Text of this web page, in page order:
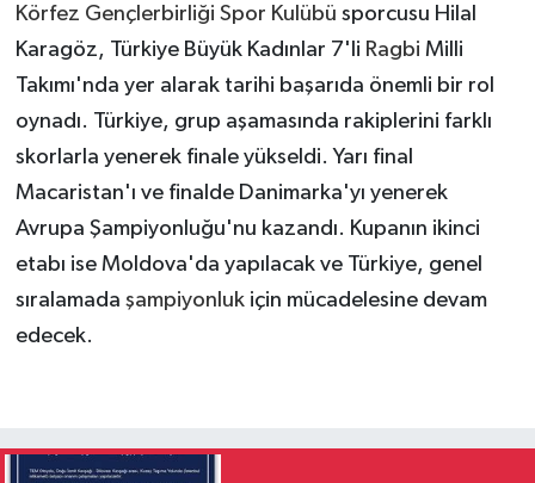
Körfez Gençlerbirliği Spor Kulübü sporcusu Hilal
Karagöz, Türkiye Büyük Kadınlar 7'li Ragbi Milli
Takımı'nda yer alarak tarihi başarıda önemli bir rol
oynadı. Türkiye, grup aşamasında rakiplerini farklı
skorlarla yenerek finale yükseldi. Yarı final
Macaristan'ı ve finalde Danimarka'yı yenerek
Avrupa Şampiyonluğu'nu kazandı. Kupanın ikinci
etabı ise Moldova'da yapılacak ve Türkiye, genel
sıralamada şampiyonluk için mücadelesine devam
edecek.